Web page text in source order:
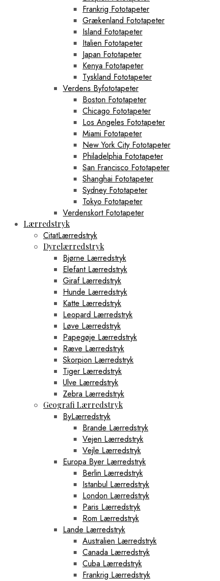
Frankrig Fototapeter
Grækenland Fototapeter
Island Fototapeter
Italien Fototapeter
Japan Fototapeter
Kenya Fototapeter
Tyskland Fototapeter
Verdens Byfototapeter
Boston Fototapeter
Chicago Fototapeter
Los Angeles Fototapeter
Miami Fototapeter
New York City Fototapeter
Philadelphia Fototapeter
San Francisco Fototapeter
Shanghai Fototapeter
Sydney Fototapeter
Tokyo Fototapeter
Verdenskort Fototapeter
Lærredstryk
CitatLærredstryk
Dyrelærredstryk
Bjørne Lærredstryk
Elefant Lærredstryk
Giraf Lærredstryk
Hunde Lærredstryk
Katte Lærredstryk
Leopard Lærredstryk
Løve Lærredstryk
Papegøje Lærredstryk
Ræve Lærredstryk
Skorpion Lærredstryk
Tiger Lærredstryk
Ulve Lærredstryk
Zebra Lærredstryk
Geografi Lærredstryk
ByLærredstryk
Brande Lærredstryk
Vejen Lærredstryk
Vejle Lærredstryk
Europa Byer Lærredstryk
Berlin Lærredstryk
Istanbul Lærredstryk
London Lærredstryk
Paris Lærredstryk
Rom Lærredstryk
Lande Lærredstryk
Australien Lærredstryk
Canada Lærredstryk
Cuba Lærredstryk
Frankrig Lærredstryk